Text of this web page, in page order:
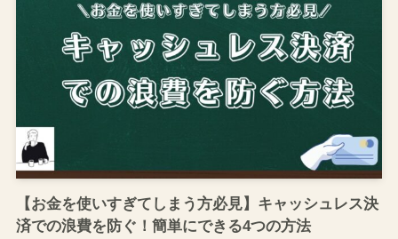
【お金を使いすぎてしまう方必見】キャッシュレス決
済での浪費を防ぐ！簡単にできる4つの方法